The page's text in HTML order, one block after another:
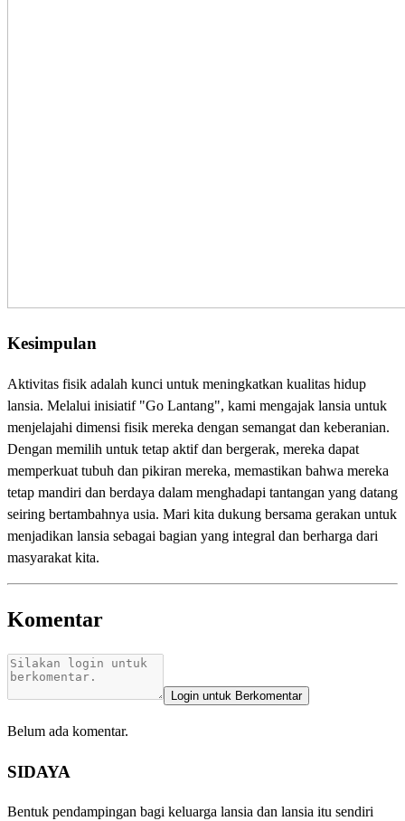
Kesimpulan
Aktivitas fisik adalah kunci untuk meningkatkan kualitas hidup
lansia. Melalui inisiatif "Go Lantang", kami mengajak lansia untuk
menjelajahi dimensi fisik mereka dengan semangat dan keberanian.
Dengan memilih untuk tetap aktif dan bergerak, mereka dapat
memperkuat tubuh dan pikiran mereka, memastikan bahwa mereka
tetap mandiri dan berdaya dalam menghadapi tantangan yang datang
seiring bertambahnya usia. Mari kita dukung bersama gerakan untuk
menjadikan lansia sebagai bagian yang integral dan berharga dari
masyarakat kita.
Komentar
Login untuk Berkomentar
Belum ada komentar.
SIDAYA
Bentuk pendampingan bagi keluarga lansia dan lansia itu sendiri